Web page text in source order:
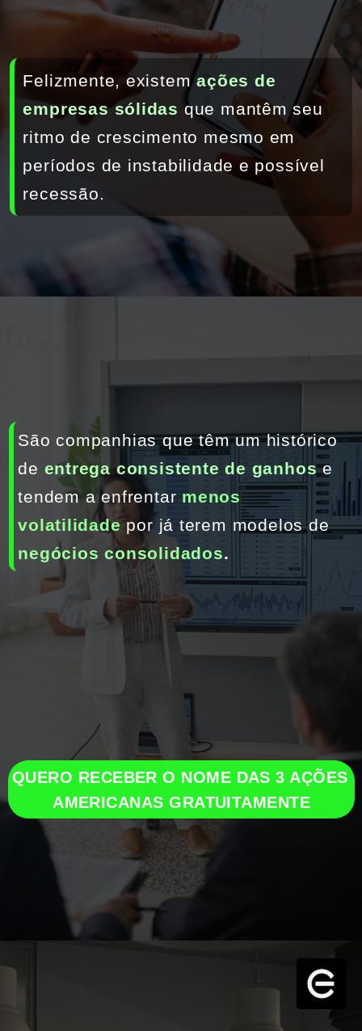
Felizmente, existem ações de
empresas sólidas que mantêm seu
ritmo de crescimento mesmo em
períodos de instabilidade e possível
recessão.
São companhias que têm um histórico
de entrega consistente de ganhos e
tendem a enfrentar menos
volatilidade
por já terem modelos de
negócios consolidados.
QUERO RECEBER O NOME DAS 3 AÇÕES
AMERICANAS GRATUITAMENTE